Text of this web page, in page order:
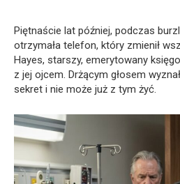
Piętnaście lat później, podczas
otrzymała telefon, który zmienił
Hayes, starszy, emerytowany
z jej ojcem. Drżącym głosem
sekret i nie może już z tym żyć.